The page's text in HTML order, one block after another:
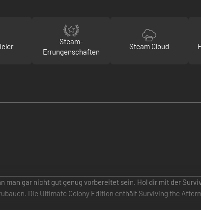
Steam-
Errungenschaften
Steam Cloud
man gar nicht gut genug vorbereitet sein. Hol dir mit der
Die Ultimate Colony Edition enthält Surviving the